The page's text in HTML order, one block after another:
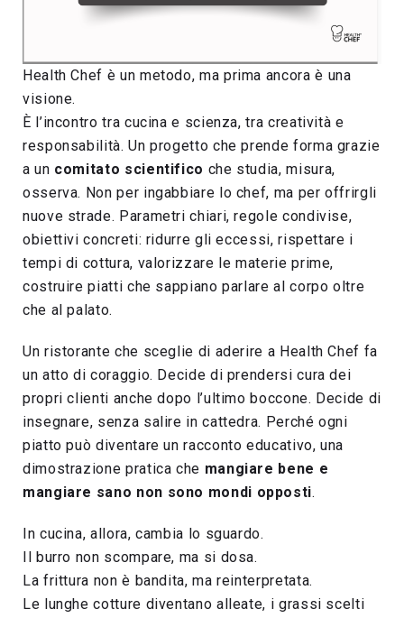
Health Chef è un metodo, ma prima ancora è una
visione.
È l’incontro tra cucina e scienza, tra creatività e
responsabilità. Un progetto che prende forma grazie
a un comitato scientifico che studia, misura,
osserva. Non per ingabbiare lo chef, ma per offrirgli
nuove strade. Parametri chiari, regole condivise,
obiettivi concreti: ridurre gli eccessi, rispettare i
tempi di cottura, valorizzare le materie prime,
costruire piatti che sappiano parlare al corpo oltre
che al palato.
Un ristorante che sceglie di aderire a Health Chef fa
un atto di coraggio. Decide di prendersi cura dei
propri clienti anche dopo l’ultimo boccone. Decide di
insegnare, senza salire in cattedra. Perché ogni
piatto può diventare un racconto educativo, una
dimostrazione pratica che mangiare bene e
mangiare sano non sono mondi opposti.
In cucina, allora, cambia lo sguardo.
Il burro non scompare, ma si dosa.
La frittura non è bandita, ma reinterpretata.
Le lunghe cotture diventano alleate, i grassi scelti